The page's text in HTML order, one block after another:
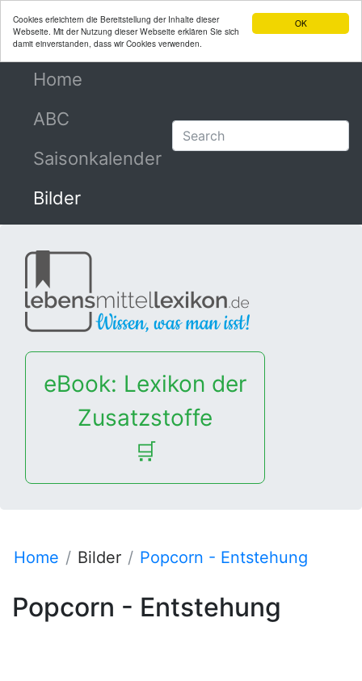
OK
Cookies erleichtern die Bereitstellung der Inhalte dieser
Webseite. Mit der Nutzung dieser Webseite erklären Sie sich
damit einverstanden, dass wir Cookies verwenden.
Home
ABC
Saisonkalender
Bilder
eBook: Lexikon der
Zusatzstoffe
🛒
Home Bilder Popcorn - Entstehung
Popcorn - Entstehung